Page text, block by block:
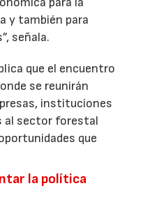
y también para
señala.
que el encuentro
se reunirán
instituciones
al sector forestal
que
la política